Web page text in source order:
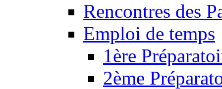
Rencontres des
Emploi de temps
1ère
2ème